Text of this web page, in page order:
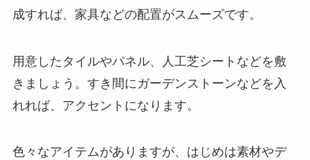
成すれば、家具などの配置がスムーズです。
用意したタイルやパネル、人工芝シートなどを敷
きましょう。すき間にガーデンストーンなどを入
れれば、アクセントになります。
色々なアイテムがありますが、はじめは素材やデ